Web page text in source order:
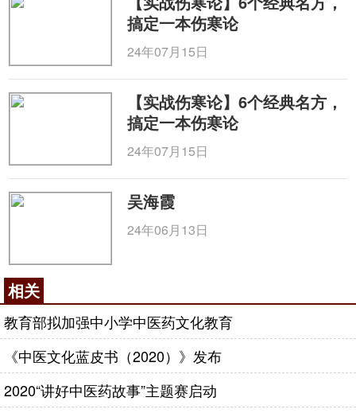
搞定一本伤寒论
24年07月15日
【实战伤寒论】6个经典名方，
搞定一本伤寒论
24年07月15日
吴海霞
24年06月13日
相关
教育部拟加强中小学中医药文化教育
《中医文化蓝皮书（2020）》发布
2020“讲好中医药故事”主题赛启动